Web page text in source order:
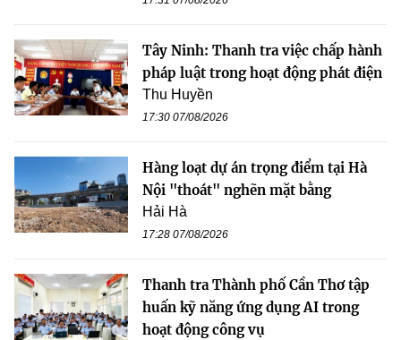
Tây Ninh: Thanh tra việc chấp hành
pháp luật trong hoạt động phát điện
Thu Huyền
17:30 07/08/2026
Hàng loạt dự án trọng điểm tại Hà
Nội "thoát" nghẽn mặt bằng
Hải Hà
17:28 07/08/2026
Thanh tra Thành phố Cần Thơ tập
huấn kỹ năng ứng dụng AI trong
hoạt động công vụ